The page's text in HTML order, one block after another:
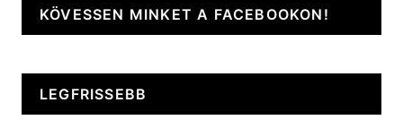
KÖVESSEN MINKET A FACEBOOKON!
LEGFRISSEBB